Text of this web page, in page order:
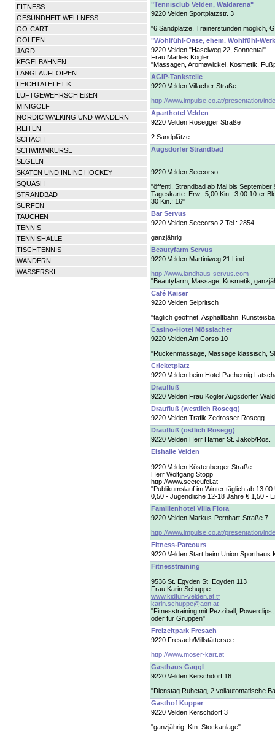
FITNESS
GESUNDHEIT-WELLNESS
GO-CART
GOLFEN
JAGD
KEGELBAHNEN
LANGLAUFLOIPEN
LEICHTATHLETIK
LUFTGEWEHRSCHIEßEN
MINIGOLF
NORDIC WALKING UND WANDERN
REITEN
SCHACH
SCHWIMMKURSE
SEGELN
SKATEN UND INLINE HOCKEY
SQUASH
STRANDBAD
SURFEN
TAUCHEN
TENNIS
TENNISHALLE
TISCHTENNIS
WANDERN
WASSERSKI
"Tennisclub Velden, Waldarena"
9220 Velden Sportplatzstr. 3
"6 Sandplätze, Trainerstunden möglich,
"Wohlfühl-Oase, ehem. Wohlfühl-
9220 Velden "Haselweg 22, Sonnental"
Frau Marlies Kogler
"Massagen, Aromawickel, Kosmetik,
AGIP-Tankstelle
9220 Velden Villacher Straße
http://www.impulse.co.at/presentation/
Aparthotel Velden
9220 Velden Rosegger Straße
2 Sandplätze
Augsdorfer Strandbad
9220 Velden Seecorso
"öffentl. Strandbad ab Mai bis
Tageskarte: Erw.: 5,00 Kin.: 3,00 10-er
30 Kin.: 16"
Bar Servus
9220 Velden Seecorso 2 Tel.: 2854
ganzjährig
Beautyfarm Servus
9220 Velden Martiniweg 21 Lind
http://www.landhaus-servus.com
"Beautyfarm, Massage, Kosmetik,
Café Kaiser
9220 Velden Selpritsch
"täglich geöffnet, Asphaltbahn,
Casino-Hotel Mösslacher
9220 Velden Am Corso 10
"Rückenmassage, Massage klassisch,
Cricketplatz
9220 Velden beim Hotel Pachernig
Draufluß
9220 Velden Frau Kogler Augsdorfer
Draufluß (westlich Rosegg)
9220 Velden Trafik Zedrosser Rosegg
Draufluß (östlich Rosegg)
9220 Velden Herr Hafner St. Jakob/Ros.
Eishalle Velden
9220 Velden Köstenberger Straße
Herr Wolfgang Stöpp
http://www.seeteufel.at
"Publikumslauf im Winter täglich ab
0,50 - Jugendliche 12-18 Jahre € 1,50 -
Familienhotel Villa Flora
9220 Velden Markus-Pernhart-Straße 7
http://www.impulse.co.at/presentation/
Fitness-Parcours
9220 Velden Start beim Union
Fitnesstraining
9536 St. Egyden St. Egyden 113
Frau Karin Schuppe
www.kidfun-velden.at.tf
karin.schuppe@aon.at
"Fitnesstraining mit Pezziball,
oder für Gruppen"
Freizeitpark Fresach
9220 Fresach/Millstättersee
http://www.moser-kart.at
Gasthaus Gaggl
9220 Velden Kerschdorf 16
"Dienstag Ruhetag, 2 vollautomatische
Gasthof Kupper
9220 Velden Kerschdorf 3
"ganzjährig, Ktn. Stockanlage"